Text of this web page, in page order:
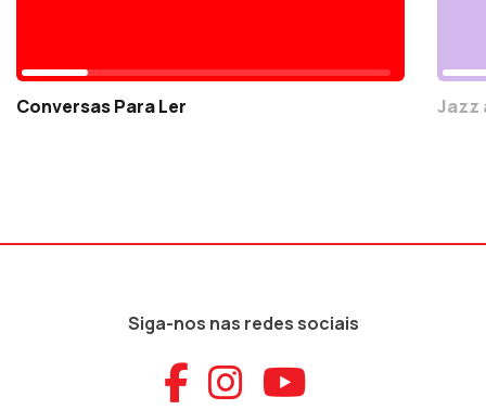
Conversas Para Ler Jazz
Siga-nos nas redes sociais
Aceder ao
Aceder ao
Aceder